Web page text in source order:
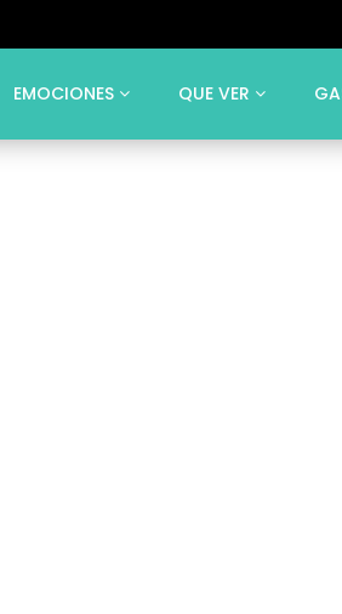
EMOCIONES QUE VER